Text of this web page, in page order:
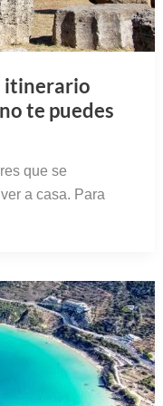
itinerario
te puedes
que se
a casa. Para